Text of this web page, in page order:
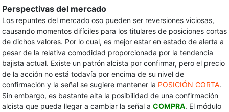
Perspectivas del mercado
Los repuntes del mercado oso pueden ser reversiones viciosas,
causando momentos difíciles para los titulares de posiciones cortas
de dichos valores. Por lo cual, es mejor estar en estado de alerta a
pesar de la relativa comodidad proporcionada por la tendencia
bajista actual. Existe un patrón alcista por confirmar, pero el precio
de la acción no está todavía por encima de su nivel de
confirmación y la señal se sugiere mantener la POSICIÓN CORTA.
Sin embargo, es bastante alta la posibilidad de una confirmación
alcista que pueda llegar a cambiar la señal a COMPRA. El módulo